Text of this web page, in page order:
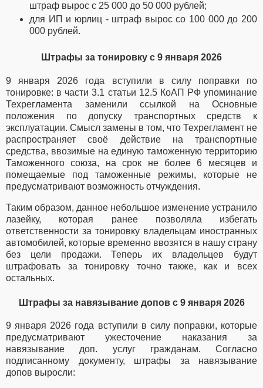
штраф вырос с 25 000 до 50 000 рублей;
для ИП и юрлиц - штраф вырос со 100 000 до 200
000 рублей.
Штрафы за тонировку с 9 января 2026
9 января 2026 года вступили в силу поправки по
тонировке: в части 3.1 статьи 12.5 КоАП РФупоминание
Техрегламента заменили ссылкой на Основные
положения по допуску транспортных средств к
эксплуатации. Смысл замены в том, что Техрегламент не
распространяет своё действие на транспортные
средства, ввозимые на единую таможенную территорию
Таможенного союза, на срок не более 6 месяцев и
помещаемые под таможенные режимы, которые не
предусматривают возможность отчуждения.
Таким образом, данное небольшое изменение устранило
лазейку, которая ранее позволяла избегать
ответственности за тонировку владельцам иностранных
автомобилей, которые временно ввозятся в нашу страну
без цели продажи. Теперь их владельцев будут
штрафовать за тонировку точно также, как и всех
остальных.
Штрафы за навязывание допов с 9 января 2026
9 января 2026 года вступили в силу поправки, которые
предусматривают ужесточение наказания за
навязывание доп. услуг гражданам. Согласно
подписанному документу, штрафы за навязывание
допов выросли: